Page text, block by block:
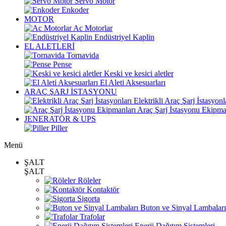
Enkoder
MOTOR
Ac Motorlar
Endüstriyel Kaplin
EL ALETLERİ
Tornavida
Pense
Keski ve kesici aletler
El Aleti Aksesuarları
ARAÇ ŞARJ İSTASYONU
Elektrikli Araç Şarj
Araç Şarj İstasyonu
JENERATÖR & UPS
Piller
Menü
ŞALT
ŞALT
Röleler
Kontaktör
Sigorta
Buton ve Sinyal Lambaları
Trafolar